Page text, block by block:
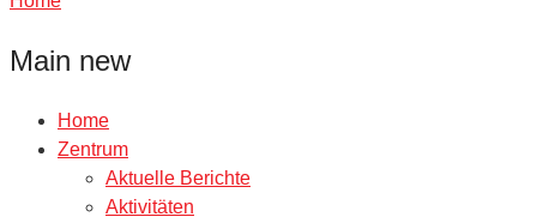
Main new
Home
Zentrum
Aktuelle Berichte
Aktivitäten